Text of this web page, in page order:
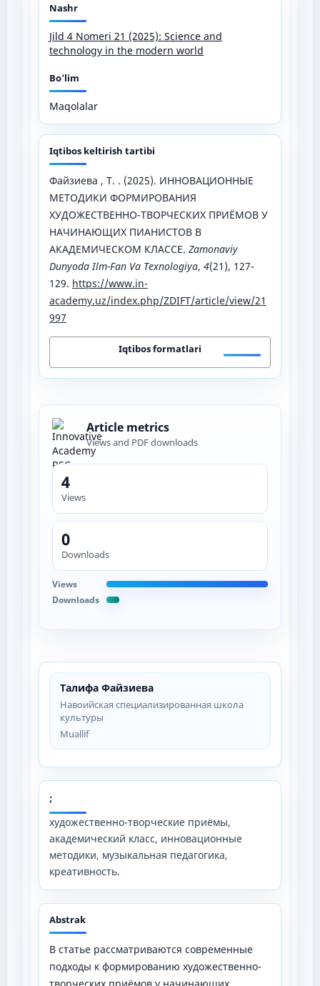
Талифа Файзиева
Навоийская специализированная школа
культуры
Muallif
;
художественно-творческие приёмы,
академический класс, инновационные
методики, музыкальная педагогика,
креативность.
Abstrak
В статье рассматриваются современные
подходы к формированию художественно-
Nashr
Jild 4 Nomeri 21 (2025): Science and
technology in the modern world
Bo'lim
Maqolalar
Iqtibos keltirish tartibi
Файзиева , Т. . (2025). ИННОВАЦИОННЫЕ
МЕТОДИКИ ФОРМИРОВАНИЯ
ХУДОЖЕСТВЕННО-ТВОРЧЕСКИХ ПРИЁМОВ У
НАЧИНАЮЩИХ ПИАНИСТОВ В
АКАДЕМИЧЕСКОМ КЛАССЕ. Zamonaviy
Dunyoda Ilm-Fan Va Texnologiya, 4(21), 127-
129. https://www.in-
academy.uz/index.php/ZDIFT/article/view/21
997
Iqtibos formatlari
Article metrics
Views and PDF downloads
4
Views
0
Downloads
Views
Downloads